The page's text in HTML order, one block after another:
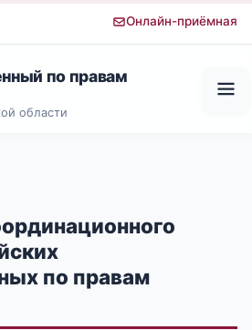
Онлайн-приёмная
по правам
области
по правам